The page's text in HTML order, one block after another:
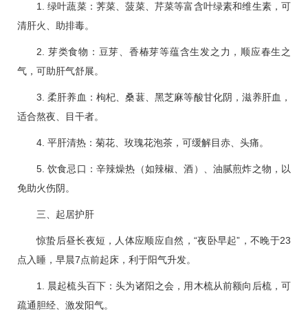
1. 绿叶蔬菜：荠菜、菠菜、芹菜等富含叶绿素和维生素，可
清肝火、助排毒。
2. 芽类食物：豆芽、香椿芽等蕴含生发之力，顺应春生之
气，可助肝气舒展。
3. 柔肝养血：枸杞、桑葚、黑芝麻等酸甘化阴，滋养肝血，
适合熬夜、目干者。
4. 平肝清热：菊花、玫瑰花泡茶，可缓解目赤、头痛。
5. 饮食忌口：辛辣燥热（如辣椒、酒）、油腻煎炸之物，以
免助火伤阴。
三、起居护肝
惊蛰后昼长夜短，人体应顺应自然，“夜卧早起”，不晚于23
点入睡，早晨7点前起床，利于阳气升发。
1. 晨起梳头百下：头为诸阳之会，用木梳从前额向后梳，可
疏通胆经、激发阳气。